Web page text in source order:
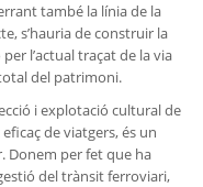
també la línia de la
s’hauria de construir la
l’actual traçat de la via
del patrimoni.
i explotació cultural de
de viatgers, és un
Donem per fet que ha
del trànsit ferroviari,